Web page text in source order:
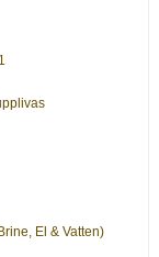
El & Vatten)